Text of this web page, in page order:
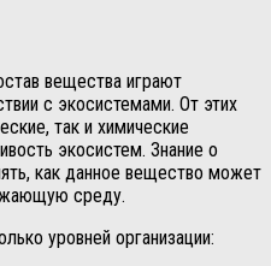
вещества играют
с экосистемами. От этих
так и химические
экосистем. Знание о
как данное вещество может
среду.
уровней организации: